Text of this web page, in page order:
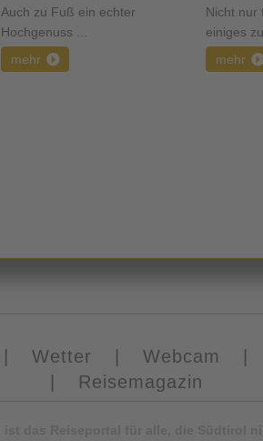
Auch zu Fuß ein echter
Hochgenuss ...
mehr
Nicht nur
einiges
mehr
Wetter Webcam
Reisemagazin